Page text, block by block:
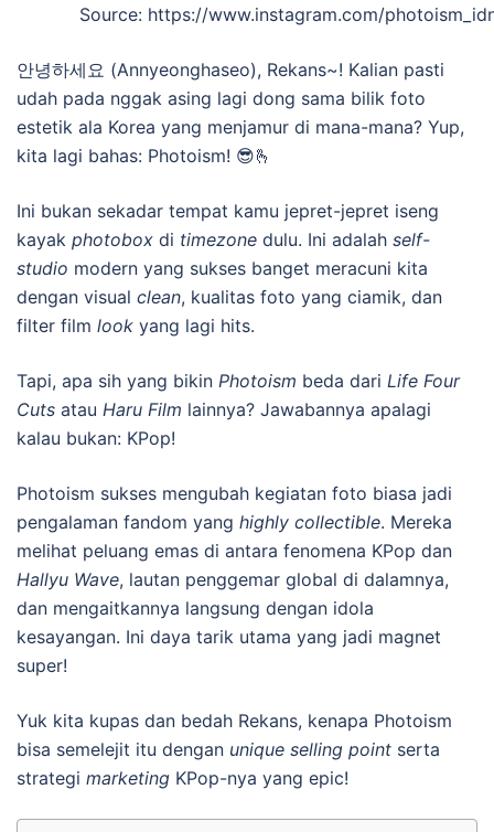
Source: https://www.instagram.com/
안녕하세요 (Annyeonghaseo), Rekans~! Kalian pasti
udah pada nggak asing lagi dong sama bilik foto
estetik ala Korea yang menjamur di mana-mana? Yup,
kita lagi bahas: Photoism! 😎🫰
Ini bukan sekadar tempat kamu jepret-jepret iseng
kayak photobox di timezone dulu. Ini adalah self-
studio modern yang sukses banget meracuni kita
dengan visual clean, kualitas foto yang ciamik, dan
filter film look yang lagi hits.
Tapi, apa sih yang bikin Photoism beda dari Life Four
Cuts atau Haru Film lainnya? Jawabannya apalagi
kalau bukan: KPop!
Photoism sukses mengubah kegiatan foto biasa jadi
pengalaman fandom yang highly collectible. Mereka
melihat peluang emas di antara fenomena KPop dan
Hallyu Wave, lautan penggemar global di dalamnya,
dan mengaitkannya langsung dengan idola
kesayangan. Ini daya tarik utama yang jadi magnet
super!
Yuk kita kupas dan bedah Rekans, kenapa Photoism
bisa semelejit itu dengan unique selling point serta
strategi marketing KPop-nya yang epic!